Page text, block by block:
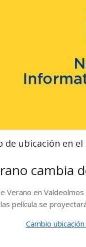
de ubicación en
cambia
Verano en
película se
Cambio